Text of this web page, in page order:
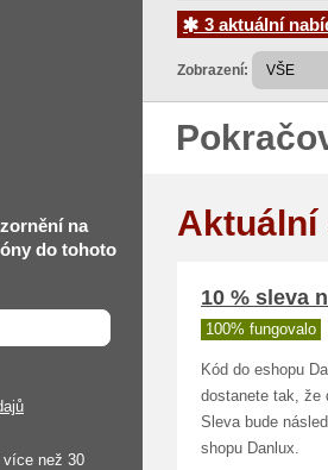
3 aktuální
Zobrazení:
na
do tohoto
než 30
Aktuální
10 % sleva
100% fungovalo
Kód do eshopu
dostanete tak, že
Sleva bude
shopu Danlux.